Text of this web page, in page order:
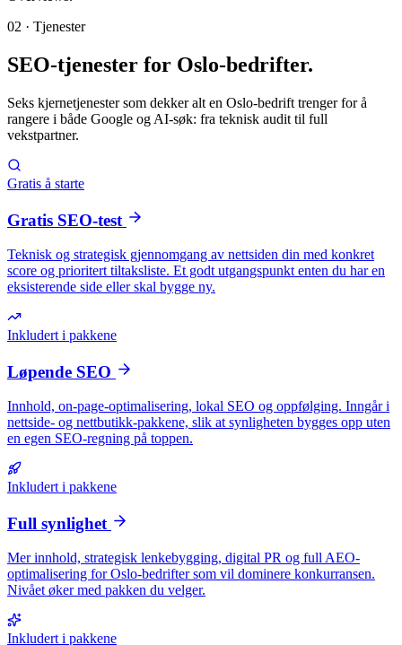
02 · Tjenester
SEO-tjenester for Oslo-bedrifter.
Seks kjernetjenester som dekker alt en Oslo-bedrift trenger for å
rangere i både Google og AI-søk: fra teknisk audit til full
vekstpartner.
Gratis å starte
Gratis SEO-test
Teknisk og strategisk gjennomgang av nettsiden din med konkret
score og prioritert tiltaksliste. Et godt utgangspunkt enten du har en
eksisterende side eller skal bygge ny.
Inkludert i pakkene
Løpende SEO
Innhold, on-page-optimalisering, lokal SEO og oppfølging. Inngår i
nettside- og nettbutikk-pakkene, slik at synligheten bygges opp uten
en egen SEO-regning på toppen.
Inkludert i pakkene
Full synlighet
Mer innhold, strategisk lenkebygging, digital PR og full AEO-
optimalisering for Oslo-bedrifter som vil dominere konkurransen.
Nivået øker med pakken du velger.
Inkludert i pakkene